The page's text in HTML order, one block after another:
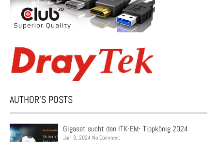
AUTHOR’S POSTS
Gigaset sucht den ITK-EM- Tippkönig 2024
Juni 3, 2024 No Comment